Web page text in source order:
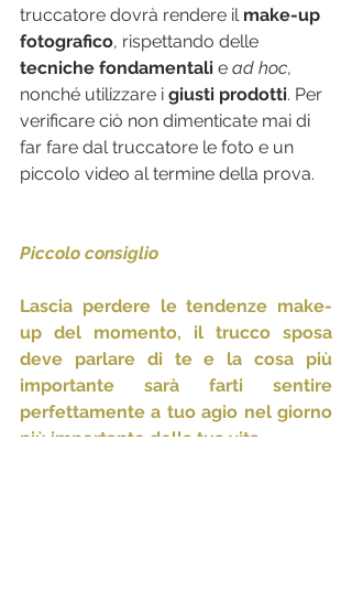
truccatore dovrà rendere il make-up
fotografico, rispettando delle
tecniche fondamentali e ad hoc,
nonché utilizzare i giusti prodotti. Per
verificare ciò non dimenticate mai di
far fare dal truccatore le foto e un
piccolo video al termine della prova.
Piccolo consiglio
Lascia perdere le tendenze make-
up del momento, il trucco sposa
deve parlare di te e la cosa più
importante sarà farti sentire
perfettamente a tuo agio nel giorno
più importante della tua vita.